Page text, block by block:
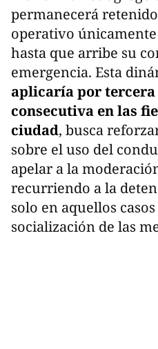
permanecerá
operativo
hasta que arribe su
emergencia. Esta
aplicaría por
consecutiva en las
ciudad, busca
sobre el uso del
apelar a la
recurriendo a la
solo en aquellos
socialización de las